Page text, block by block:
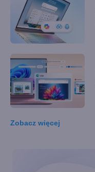
Zobacz więcej